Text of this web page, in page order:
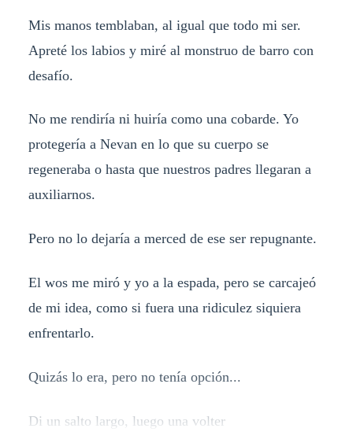
Mis manos temblaban, al igual que todo mi ser.
Apreté los labios y miré al monstruo de barro con
desafío.
No me rendiría ni huiría como una cobarde. Yo
protegería a Nevan en lo que su cuerpo se
regeneraba o hasta que nuestros padres llegaran a
auxiliarnos.
Pero no lo dejaría a merced de ese ser repugnante.
El wos me miró y yo a la espada, pero se carcajeó
de mi idea, como si fuera una ridiculez siquiera
enfrentarlo.
Quizás lo era, pero no tenía opción...
Di un salto largo, luego una volter